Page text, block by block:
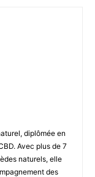
diplômée en
Avec plus de 7
naturels, elle
des